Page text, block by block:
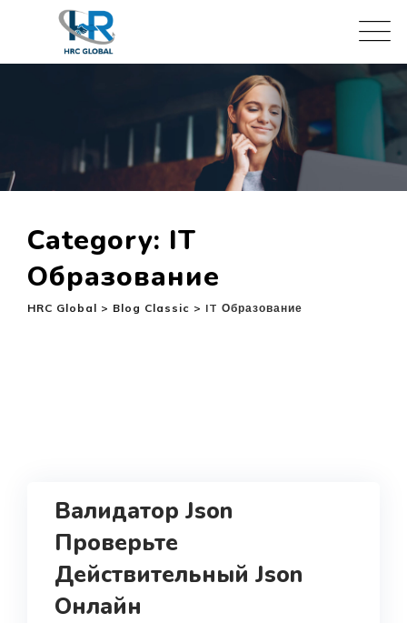
Category: IT
Образование
HRC Global > Blog Classic > IT Образование
Валидатор Json
Проверьте
Действительный Json
Онлайн